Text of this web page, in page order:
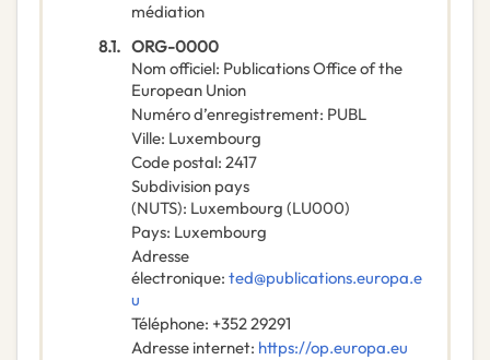
médiation
8.1. ORG-0000
Nom officiel: Publications Office of the
European Union
Numéro d’enregistrement: PUBL
Ville: Luxembourg
Code postal: 2417
Subdivision pays
(NUTS): Luxembourg (LU000)
Pays: Luxembourg
Adresse
électronique: ted@publications.europa.e
u
Téléphone: +352 29291
Adresse internet: https://op.europa.eu